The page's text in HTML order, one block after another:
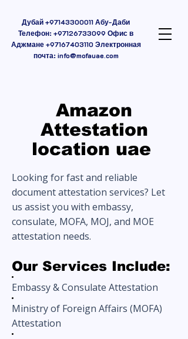
Дубай+97143300011Абу-Даби
Телефон: +97126733099 Офис в
Аджмане+97167403110Электронная
почта: info@mofauae.com
Amazon
Attestation
location uae
Looking for fast and reliable
document attestation services? Let
us assist you with embassy,
consulate, MOFA, MOJ, and MOE
attestation needs.
Our Services Include:
Embassy & Consulate Attestation
Ministry of Foreign Affairs (MOFA)
Attestation